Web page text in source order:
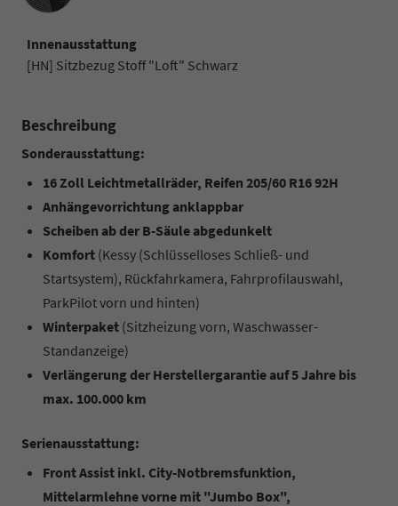
Innenausstattung
[HN] Sitzbezug Stoff "Loft" Schwarz
Beschreibung
Sonderausstattung:
16 Zoll Leichtmetallräder, Reifen 205/60 R16 92H
Anhängevorrichtung anklappbar
Scheiben ab der B-Säule abgedunkelt
Komfort (Kessy (Schlüsselloses Schließ- und
Startsystem), Rückfahrkamera, Fahrprofilauswahl,
ParkPilot vorn und hinten)
Winterpaket (Sitzheizung vorn, Waschwasser-
Standanzeige)
Verlängerung der Herstellergarantie auf 5 Jahre bis
max. 100.000 km
Serienausstattung:
Front Assist inkl. City-Notbremsfunktion,
Mittelarmlehne vorne mit "Jumbo Box",